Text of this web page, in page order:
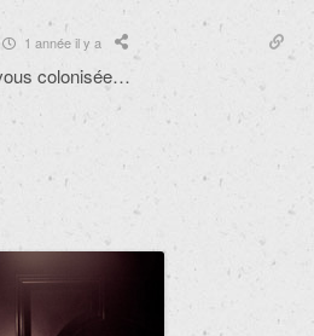
1 année il y a
colonisée…